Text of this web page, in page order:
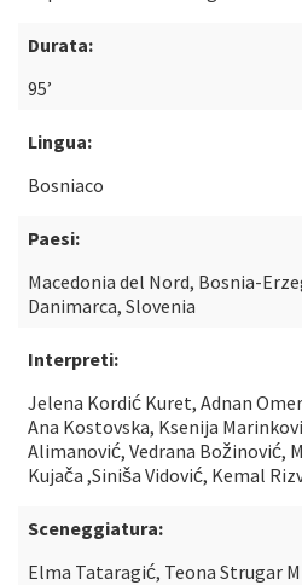
Durata:
95’
Lingua:
Bosniaco
Paesi:
Macedonia del Nord, Bosnia-
Danimarca, Slovenia
Interpreti:
Jelena Kordić Kuret, Adnan
Ana Kostovska, Ksenija
Alimanović, Vedrana Božinović,
Kujača ,Siniša Vidović, Kemal
Sceneggiatura:
Elma Tataragić, Teona Strugar